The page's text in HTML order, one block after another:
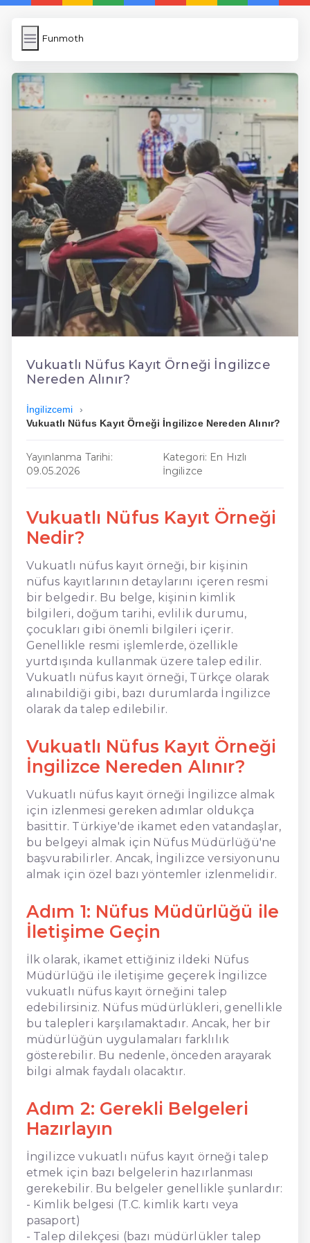
Funmoth
Funmoth
Link Kısaltma
Anasayfa
5 Günde İngilizce
İngilizce
Dil Eğitimi
En Hızlı İngilizce
En Kolay İngilizce
En Ucuz İngilizce
En Uygun İngilizce
Vukuatlı Nüfus Kayıt Örneği İngilizce
Nereden Alınır?
İngilizcemi
Vukuatlı Nüfus Kayıt Örneği İngilizce Nereden Alınır?
Yayınlanma Tarihi:
09.05.2026
Kategori: En Hızlı
İngilizce
Vukuatlı Nüfus Kayıt Örneği
Nedir?
Vukuatlı nüfus kayıt örneği, bir kişinin
nüfus kayıtlarının detaylarını içeren resmi
bir belgedir. Bu belge, kişinin kimlik
bilgileri, doğum tarihi, evlilik durumu,
çocukları gibi önemli bilgileri içerir.
Genellikle resmi işlemlerde, özellikle
yurtdışında kullanmak üzere talep edilir.
Vukuatlı nüfus kayıt örneği, Türkçe olarak
alınabildiği gibi, bazı durumlarda İngilizce
olarak da talep edilebilir.
Vukuatlı Nüfus Kayıt Örneği
İngilizce Nereden Alınır?
Vukuatlı nüfus kayıt örneği İngilizce almak
için izlenmesi gereken adımlar oldukça
basittir. Türkiye'de ikamet eden vatandaşlar,
bu belgeyi almak için Nüfus Müdürlüğü'ne
başvurabilirler. Ancak, İngilizce versiyonunu
almak için özel bazı yöntemler izlenmelidir.
Adım 1: Nüfus Müdürlüğü ile
İletişime Geçin
İlk olarak, ikamet ettiğiniz ildeki Nüfus
Müdürlüğü ile iletişime geçerek İngilizce
vukuatlı nüfus kayıt örneğini talep
edebilirsiniz. Nüfus müdürlükleri, genellikle
bu talepleri karşılamaktadır. Ancak, her bir
müdürlüğün uygulamaları farklılık
gösterebilir. Bu nedenle, önceden arayarak
bilgi almak faydalı olacaktır.
Adım 2: Gerekli Belgeleri
Hazırlayın
İngilizce vukuatlı nüfus kayıt örneği talep
etmek için bazı belgelerin hazırlanması
gerekebilir. Bu belgeler genellikle şunlardır:
- Kimlik belgesi (T.C. kimlik kartı veya
pasaport)
- Talep dilekçesi (bazı müdürlükler talep